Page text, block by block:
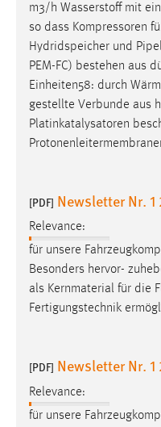
m3/h Wasserstoff mit
so dass Kompressoren
Hydridspeicher und
PEM-FC) bestehen aus
Einheiten58: durch
gestellte Verbunde aus
Platinkatalysatoren
[PDF] Newsletter Nr. 1
Relevance:
für unsere
Besonders hervor-
als Kernmaterial für die
Fertigungstechnik
[PDF] Newsletter Nr. 1
Relevance:
für unsere